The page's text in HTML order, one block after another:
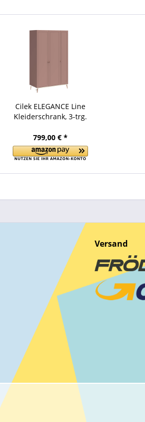
Cilek ELEGANCE Line
Kleiderschrank, 3-trg.
799,00 € *
Versand